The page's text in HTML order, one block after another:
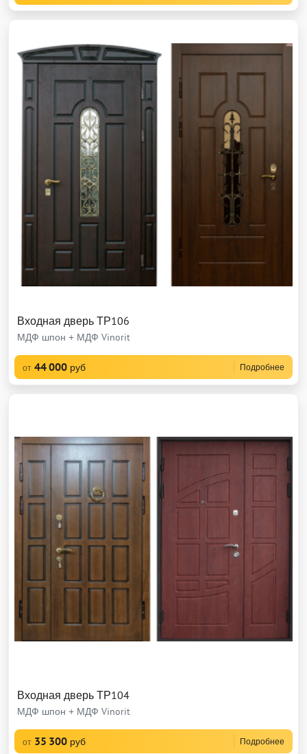
Входная дверь ТР106
МДФ шпон + МДФ Vinorit
от 44 000 руб Подробнее
Входная дверь ТР104
МДФ шпон + МДФ Vinorit
от 35 300 руб Подробнее